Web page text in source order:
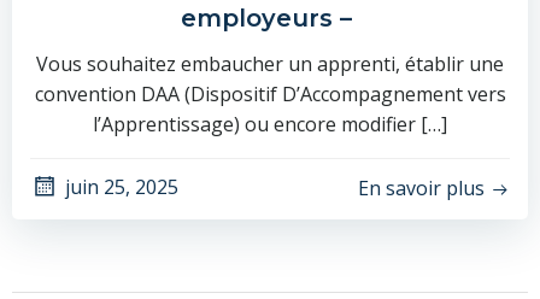
employeurs –
Vous souhaitez embaucher un apprenti, établir une
convention DAA (Dispositif D’Accompagnement vers
l’Apprentissage) ou encore modifier […]
juin 25, 2025 En savoir plus